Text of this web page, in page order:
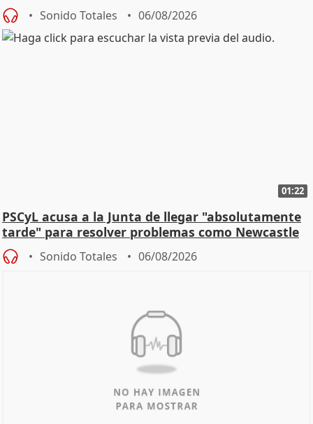
Sonido Totales 06/08/2026
01:22
PSCyL acusa a la Junta de llegar "absolutamente
tarde" para resolver problemas como Newcastle
Sonido Totales 06/08/2026